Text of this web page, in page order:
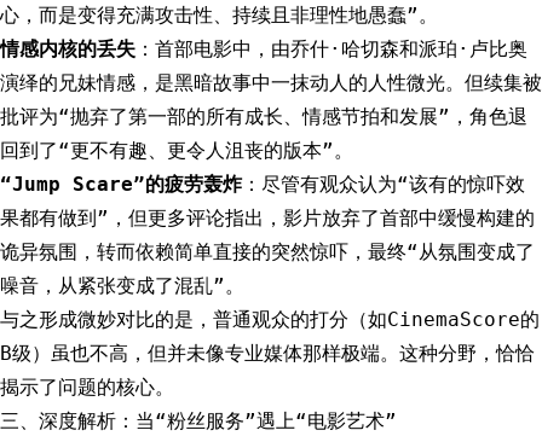
心，而是变得充满攻击性、持续且非理性地愚蠢”。
情感内核的丢失 ：首部电影中，由乔什·哈切森和派珀·卢比奥
演绎的兄妹情感，是黑暗故事中一抹动人的人性微光。但续集被
批评为“抛弃了第一部的所有成长、情感节拍和发展”，角色退
回到了“更不有趣、更令人沮丧的版本”。
“Jump Scare”的疲劳轰炸：尽管有观众认为“该有的惊吓效
果都有做到”，但更多评论指出，影片放弃了首部中缓慢构建的
诡异氛围，转而依赖简单直接的突然惊吓，最终“从氛围变成了
噪音，从紧张变成了混乱”。
与之形成微妙对比的是，普通观众的打分（如CinemaScore的
B级）虽也不高，但并未像专业媒体那样极端。这种分野，恰恰
揭示了问题的核心。
三、深度解析：当“粉丝服务”遇上“电影艺术”